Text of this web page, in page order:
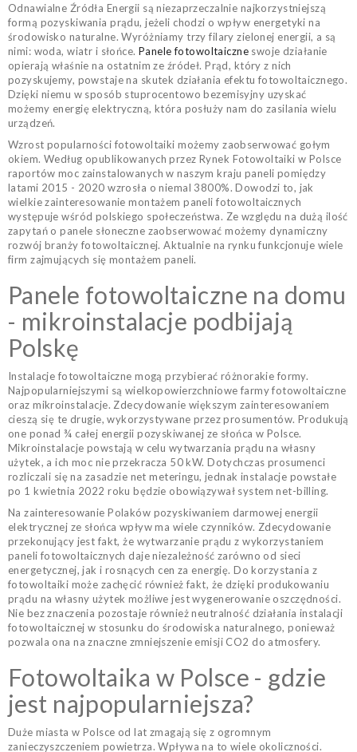
Odnawialne Źródła Energii są niezaprzeczalnie najkorzystniejszą
formą pozyskiwania prądu, jeżeli chodzi o wpływ energetyki na
środowisko naturalne. Wyróżniamy trzy filary zielonej energii, a są
nimi: woda, wiatr i słońce.Panele fotowoltaiczne swoje działanie
opierają właśnie na ostatnim ze źródeł. Prąd, który z nich
pozyskujemy, powstaje na skutek działania efektu fotowoltaicznego.
Dzięki niemu w sposób stuprocentowo bezemisyjny uzyskać
możemy energię elektryczną, która posłuży nam do zasilania wielu
urządzeń.
Wzrost popularności fotowoltaiki możemy zaobserwować gołym
okiem. Według opublikowanych przez Rynek Fotowoltaiki w Polsce
raportów moc zainstalowanych w naszym kraju paneli pomiędzy
latami 2015 - 2020 wzrosła o niemal 3800%. Dowodzi to, jak
wielkie zainteresowanie montażem paneli fotowoltaicznych
występuje wśród polskiego społeczeństwa. Ze względu na dużą ilość
zapytań o panele słoneczne zaobserwować możemy dynamiczny
rozwój branży fotowoltaicznej. Aktualnie na rynku funkcjonuje wiele
firm zajmujących się montażem paneli.
Panele fotowoltaiczne na domu
- mikroinstalacje podbijają
Polskę
Instalacje fotowoltaiczne mogą przybierać różnorakie formy.
Najpopularniejszymi są wielkopowierzchniowe farmy fotowoltaiczne
oraz mikroinstalacje. Zdecydowanie większym zainteresowaniem
cieszą się te drugie, wykorzystywane przez prosumentów. Produkują
one ponad ¾ całej energii pozyskiwanej ze słońca w Polsce.
Mikroinstalacje powstają w celu wytwarzania prądu na własny
użytek, a ich moc nie przekracza 50 kW. Dotychczas prosumenci
rozliczali się na zasadzie net meteringu, jednak instalacje powstałe
po 1 kwietnia 2022 roku będzie obowiązywał system net-billing.
Na zainteresowanie Polaków pozyskiwaniem darmowej energii
elektrycznej ze słońca wpływ ma wiele czynników. Zdecydowanie
przekonujący jest fakt, że wytwarzanie prądu z wykorzystaniem
paneli fotowoltaicznych daje niezależność zarówno od sieci
energetycznej, jak i rosnących cen za energię. Do korzystania z
fotowoltaiki może zachęcić również fakt, że dzięki produkowaniu
prądu na własny użytek możliwe jest wygenerowanie oszczędności.
Nie bez znaczenia pozostaje również neutralność działania instalacji
fotowoltaicznej w stosunku do środowiska naturalnego, ponieważ
pozwala ona na znaczne zmniejszenie emisji CO2 do atmosfery.
Fotowoltaika w Polsce - gdzie
jest najpopularniejsza?
Duże miasta w Polsce od lat zmagają się z ogromnym
zanieczyszczeniem powietrza. Wpływa na to wiele okoliczności.